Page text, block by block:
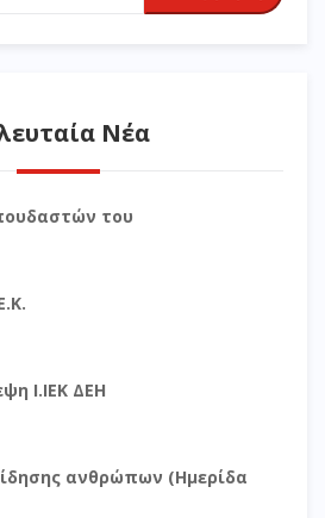
Νέα
του
Ι.ΙΕΚ ΔΕΗ
ανθρώπων (Ημερίδα